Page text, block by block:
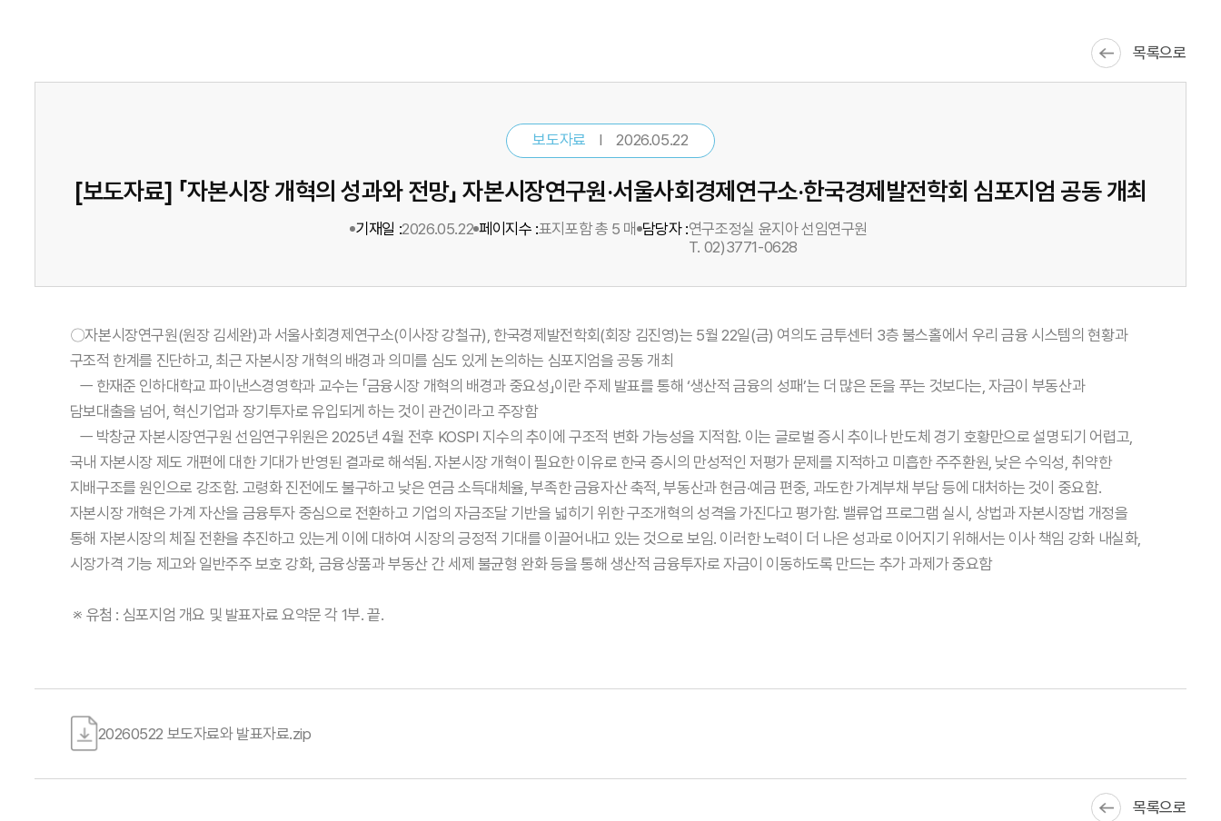
목록으로
보도자료 2026.05.22
[보도자료] 「자본시장 개혁의 성과와 전망」 자본시장연구원‧서울사회경제연구소‧한국경제발전학회 심포지엄 공동 개최
기재일 :2026.05.22 페이지수 :표지포함 총 5 매 담당자 :연구조정실 윤지아 선임연구원
T. 02)3771-0628
〇자본시장연구원(원장 김세완)과 서울사회경제연구소(이사장 강철규), 한국경제발전학회(회장 김진영)는 5월 22일(금) 여의도 금투센터 3층 불스홀에서 우리 금융 시스템의 현황과
구조적 한계를 진단하고, 최근 자본시장 개혁의 배경과 의미를 심도 있게 논의하는 심포지엄을 공동 개최
ㅡ 한재준 인하대학교 파이낸스경영학과 교수는 「금융시장 개혁의 배경과 중요성」이란 주제 발표를 통해 ‘생산적 금융의 성패’는 더 많은 돈을 푸는 것보다는, 자금이 부동산과
담보대출을 넘어, 혁신기업과 장기투자로 유입되게 하는 것이 관건이라고 주장함
ㅡ 박창균 자본시장연구원 선임연구위원은 2025년 4월 전후 KOSPI 지수의 추이에 구조적 변화 가능성을 지적함. 이는 글로벌 증시 추이나 반도체 경기 호황만으로 설명되기 어렵고,
국내 자본시장 제도 개편에 대한 기대가 반영된 결과로 해석됨. 자본시장 개혁이 필요한 이유로 한국 증시의 만성적인 저평가 문제를 지적하고 미흡한 주주환원, 낮은 수익성, 취약한
지배구조를 원인으로 강조함. 고령화 진전에도 불구하고 낮은 연금 소득대체율, 부족한 금융자산 축적, 부동산과 현금·예금 편중, 과도한 가계부채 부담 등에 대처하는 것이 중요함.
자본시장 개혁은 가계 자산을 금융투자 중심으로 전환하고 기업의 자금조달 기반을 넓히기 위한 구조개혁의 성격을 가진다고 평가함. 밸류업 프로그램 실시, 상법과 자본시장법 개정을
통해 자본시장의 체질 전환을 추진하고 있는게 이에 대하여 시장의 긍정적 기대를 이끌어내고 있는 것으로 보임. 이러한 노력이 더 나은 성과로 이어지기 위해서는 이사 책임 강화 내실화,
시장가격 기능 제고와 일반주주 보호 강화, 금융상품과 부동산 간 세제 불균형 완화 등을 통해 생산적 금융투자로 자금이 이동하도록 만드는 추가 과제가 중요함
※ 유첨 : 심포지엄 개요 및 발표자료 요약문 각 1부. 끝.
20260522 보도자료와 발표자료.zip
목록으로